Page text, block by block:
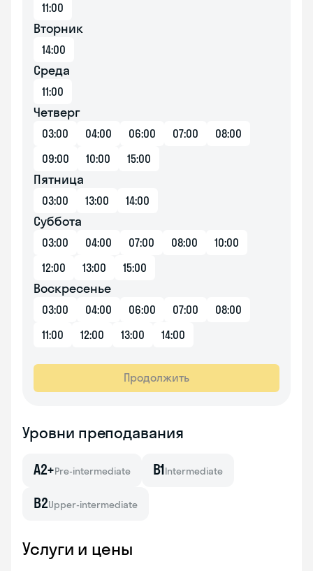
11:00
Вторник
14:00
Среда
11:00
Четверг
03:00 04:00 06:00 07:00
08:00
09:00
10:00 15:00
Пятница
03:00 13:00 14:00
Суббота
03:00 04:00 07:00 08:00
10:00
12:00
13:00 15:00
Воскресенье
03:00 04:00 06:00 07:00
08:00
11:00
12:00 13:00 14:00
Продолжить
Уровни преподавания
A2+Pre-intermediate B1Intermediate
B2Upper-intermediate
Услуги и цены